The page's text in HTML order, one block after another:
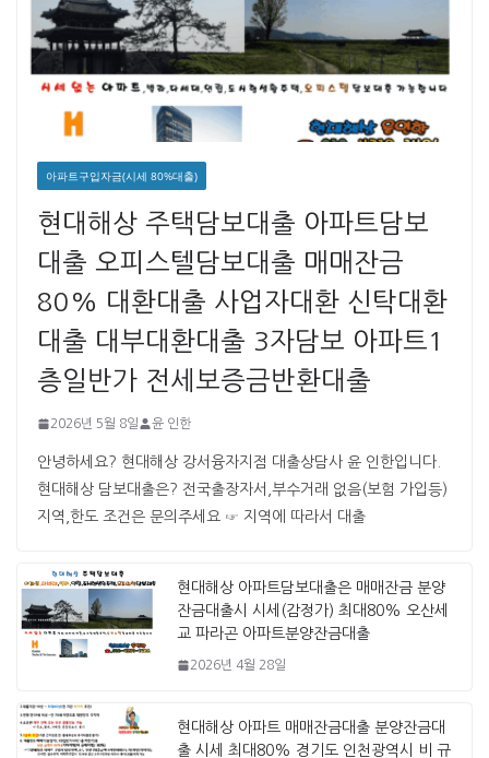
아파트구입자금(시세 80%대출)
현대해상 주택담보대출 아파트담보
대출 오피스텔담보대출 매매잔금
80% 대환대출 사업자대환 신탁대환
대출 대부대환대출 3자담보 아파트1
층일반가 전세보증금반환대출
2026년 5월 8일 윤 인한
안녕하세요? 현대해상 강서융자지점 대출상담사 윤 인한입니다. ​ ​
현대해상 담보대출은? 전국출장자서,부수거래 없음(보험 가입등)
지역,한도 조건은 문의주세요 ☞ 지역에 따라서 대출
현대해상 아파트담보대출은 매매잔금 분양
잔금대출시 시세(감정가) 최대80% 오산세
교 파라곤 아파트분양잔금대출
2026년 4월 28일
현대해상 아파트 매매잔금대출 분양잔금대
출 시세 최대80% 경기도 인천광역시 비 규